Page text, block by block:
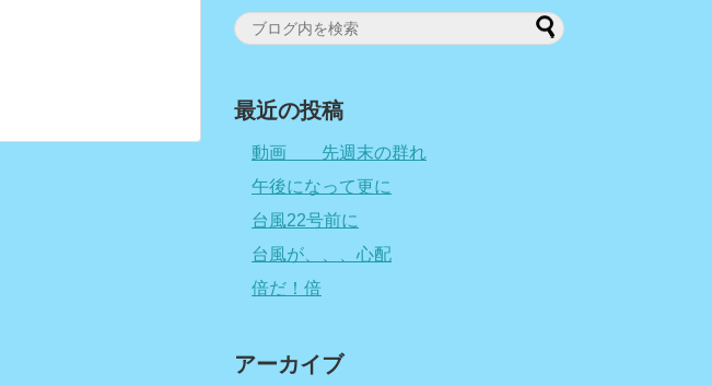
最近の投稿
動画 先週末の群れ
午後になって更に
台風22号前に
台風が、、、心配
倍だ！倍
アーカイブ